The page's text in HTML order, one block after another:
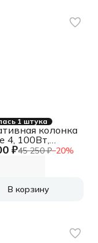
1 штука
₽45 250 ₽−20%
колонка
4, 100Вт,
В корзину